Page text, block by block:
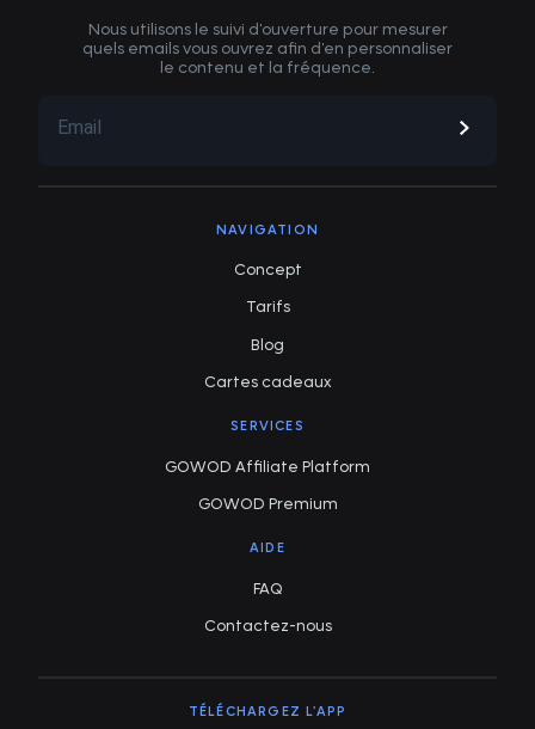
Nous utilisons le suivi d'ouverture pour mesurer
quels emails vous ouvrez afin d'en personnaliser
le contenu et la fréquence.
NAVIGATION
Concept
Tarifs
Blog
Cartes cadeaux
SERVICES
GOWOD Affiliate Platform
GOWOD Premium
AIDE
FAQ
Contactez-nous
TÉLÉCHARGEZ L'APP